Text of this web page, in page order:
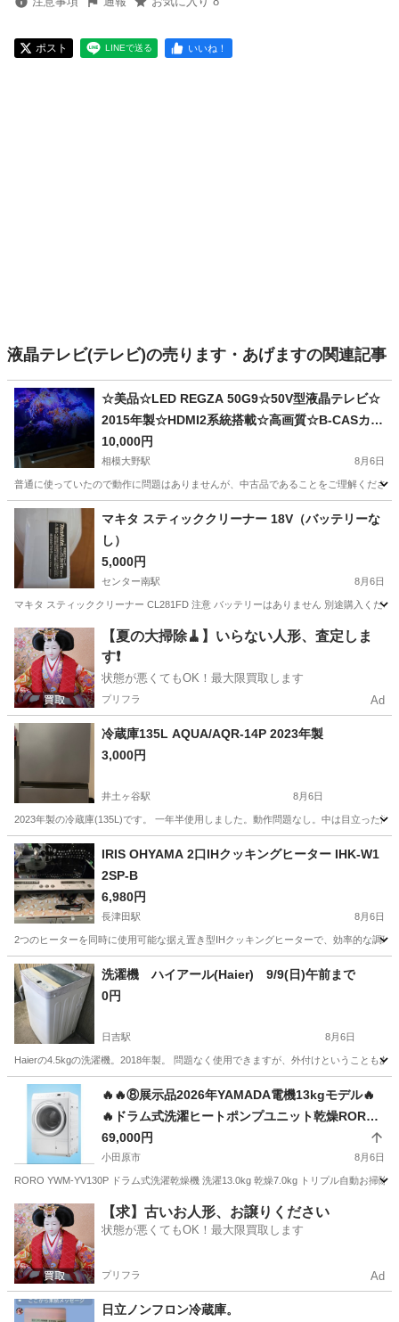
ポスト LINEで送る いいね！
液晶テレビ(テレビ)の売ります・あげますの関連記事
☆美品☆LED REGZA 50G9☆50V型液晶テレビ☆
2015年製☆HDMI2系統搭載☆高画質☆B-CASカー
ド付☆
10,000円
相模大野駅 8月6日
普通に使っていたので動作に問題はありませんが、中古品であることをご理解くださ
神奈川 相模原市 相模大野駅 テレビ
マキタ スティッククリーナー 18V（バッテリーな
し）
5,000円
センター南駅 8月6日
マキタ スティッククリーナー CL281FD 注意 バッテリーはありません 別途購入くださ
神奈川 センター南駅 生活家電
【夏の大掃除🧹】いらない人形、査定しま
す❗️
状態が悪くてもOK！最大限買取します
プリフラ Ad
冷蔵庫135L AQUA/AQR-14P 2023年製
3,000円
井土ヶ谷駅 8月6日
2023年製の冷蔵庫(135L)です。 一年半使用しました。動作問題なし。中は目立った
神奈川 横浜市 キッチン家電 AQR
IRIS OHYAMA 2口IHクッキングヒーター IHK-W1
2SP-B
6,980円
長津田駅 8月6日
2つのヒーターを同時に使用可能な据え置き型IHクッキングヒーターで、効率的な調
神奈川 横浜市 長津田駅
洗濯機 ハイアール(Haier) 9/9(日)午前まで
0円
日吉駅 8月6日
Haierの4.5kgの洗濯機。2018年製。 問題なく使用できますが、外付けということも
神奈川 横浜市 日吉駅 生活家電 ハイアール
🔥🔥⑧展示品2026年YAMADA電機13kgモデル🔥
🔥ドラム式洗濯ヒートポンプユニット乾燥RORO
YWM-YV130P洗剤自動投入 洗濯13kg乾燥7kg
ファミリータイプ 設置まで 対応 配達無料🚚
💦
69,000円
小田原市 8月6日
RORO YWM-YV130P ドラム式洗濯乾燥機 洗濯13.0kg 乾燥7.0kg トリプル自動お掃
神奈川 小田原市 生活家電 コース
【求】古いお人形、お譲りください
状態が悪くてもOK！最大限買取します
プリフラ Ad
日立ノンフロン冷蔵庫。